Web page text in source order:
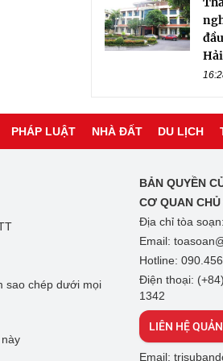
PHÁP LUẬT NHÀ ĐẤT DU LỊCH
sao chép dưới mọi
BẢN QUYỀN
CƠ QUAN
Địa chỉ tòa
Email:
Hotline:
Điện thoại:
1342
LIÊN HỆ
Email: